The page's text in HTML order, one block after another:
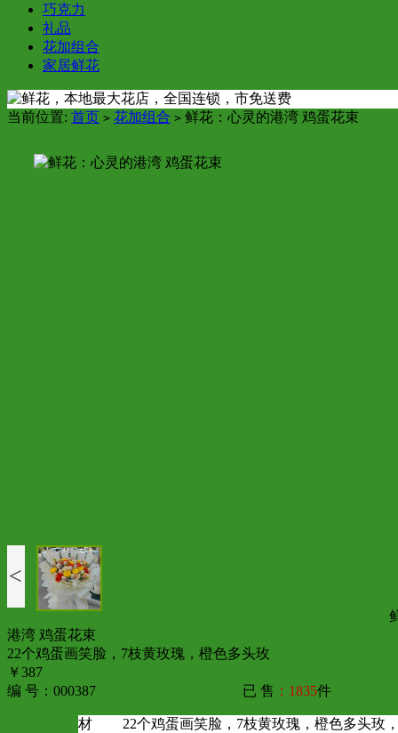
巧克力
礼品
花加组合
家居鲜花
当前位置: 首页 > 花加组合 > 鲜花：心灵的港湾 鸡蛋花束
<
港湾 鸡蛋花束
22个鸡蛋画笑脸，7枝黄玫瑰，橙色多头玫
￥387
编 号：000387
已 售 ：1835件
材
22个鸡蛋画笑脸，7枝黄玫瑰，橙色多头玫